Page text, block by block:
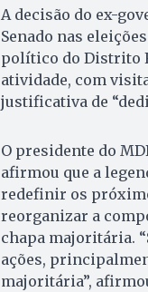
A decisão do ex-
Senado nas
político do Distrito
atividade, com
justificativa de
O presidente do
afirmou que a
redefinir os
reorganizar a
chapa majoritária.
ações,
majoritária”,